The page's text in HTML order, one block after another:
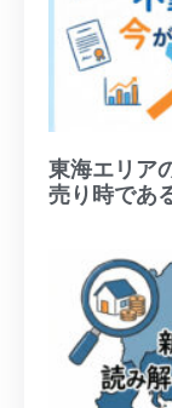
東海エリア
売り時であ